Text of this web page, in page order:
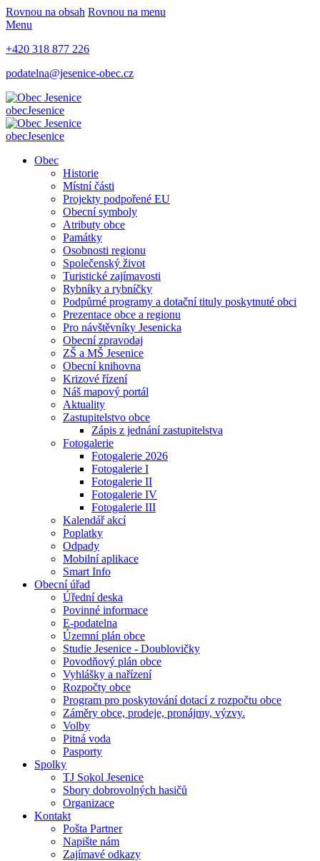
Rovnou na obsah Rovnou na menu
Menu
+420 318 877 226
podatelna@jesenice-obec.cz
obecJesenice
obecJesenice
Obec
Historie
Místní části
Projekty podpořené EU
Obecní symboly
Atributy obce
Památky
Osobnosti regionu
Společenský život
Turistické zajímavosti
Rybníky a rybníčky
Podpůrné programy a dotační tituly poskytnuté obci
Prezentace obce a regionu
Pro návštěvníky Jesenicka
Obecní zpravodaj
ZŠ a MŠ Jesenice
Obecní knihovna
Krizové řízení
Náš mapový portál
Aktuality
Zastupitelstvo obce
Zápis z jednání zastupitelstva
Fotogalerie
Fotogalerie 2026
Fotogalerie I
Fotogalerie II
Fotogalerie IV
Fotogalerie III
Kalendář akcí
Poplatky
Odpady
Mobilní aplikace
Smart Info
Obecní úřad
Úřední deska
Povinné informace
E-podatelna
Územní plán obce
Studie Jesenice - Doublovičky
Povodňový plán obce
Vyhlášky a nařízení
Rozpočty obce
Program pro poskytování dotací z rozpočtu obce
Záměry obce, prodeje, pronájmy, výzvy.
Volby
Pitná voda
Pasporty
Spolky
TJ Sokol Jesenice
Sbory dobrovolných hasičů
Organizace
Kontakt
Pošta Partner
Napište nám
Zajímavé odkazy